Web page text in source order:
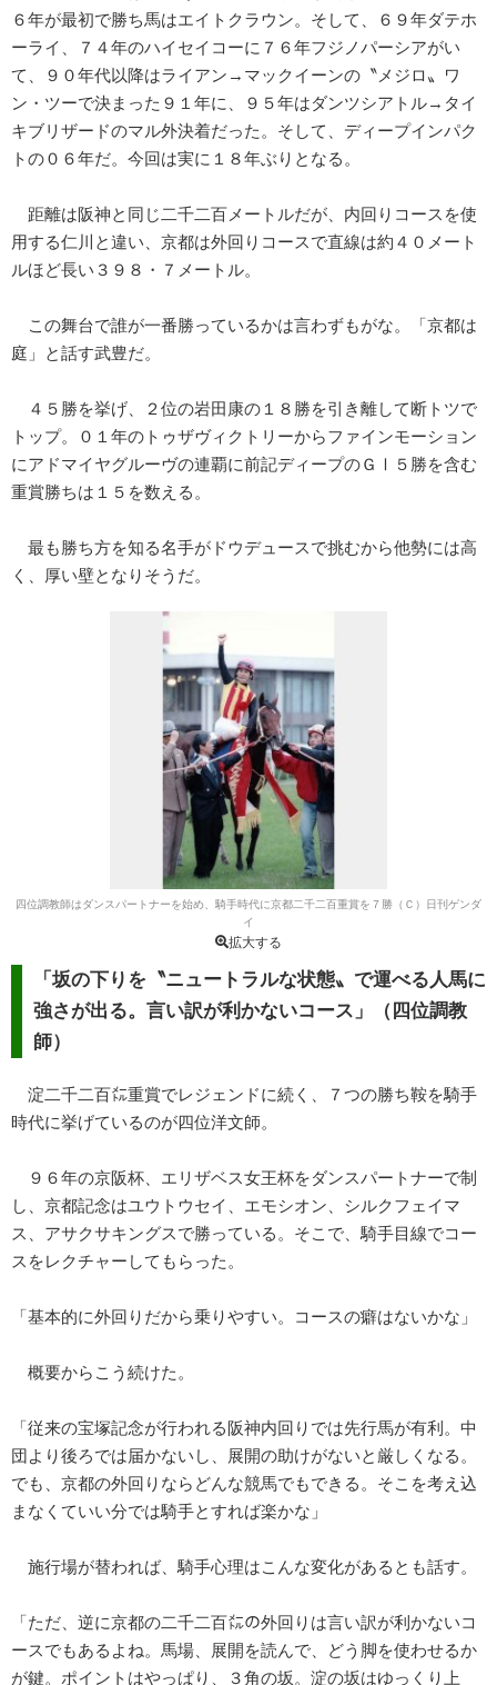
６年が最初で勝ち馬はエイトクラウン。そして、６９年ダテホ
ーライ、７４年のハイセイコーに７６年フジノパーシアがい
て、９０年代以降はライアン→マックイーンの〝メジロ〟ワ
ン・ツーで決まった９１年に、９５年はダンツシアトル→タイ
キブリザードのマル外決着だった。そして、ディープインパク
トの０６年だ。今回は実に１８年ぶりとなる。
距離は阪神と同じ二千二百メートルだが、内回りコースを使
用する仁川と違い、京都は外回りコースで直線は約４０メート
ルほど長い３９８・７メートル。
この舞台で誰が一番勝っているかは言わずもがな。「京都は
庭」と話す武豊だ。
４５勝を挙げ、２位の岩田康の１８勝を引き離して断トツで
トップ。０１年のトゥザヴィクトリーからファインモーション
にアドマイヤグルーヴの連覇に前記ディープのＧⅠ５勝を含む
重賞勝ちは１５を数える。
最も勝ち方を知る名手がドウデュースで挑むから他勢には高
く、厚い壁となりそうだ。
四位調教師はダンスパートナーを始め、騎手時代に京都二千二百重賞を７勝（Ｃ）日刊ゲンダ
イ
拡大する
「坂の下りを〝ニュートラルな状態〟で運べる人馬に
強さが出る。言い訳が利かないコース」（四位調教
師）
淀二千二百㍍重賞でレジェンドに続く、７つの勝ち鞍を騎手
時代に挙げているのが四位洋文師。
９６年の京阪杯、エリザベス女王杯をダンスパートナーで制
し、京都記念はユウトウセイ、エモシオン、シルクフェイマ
ス、アサクサキングスで勝っている。そこで、騎手目線でコー
スをレクチャーしてもらった。
「基本的に外回りだから乗りやすい。コースの癖はないかな」
概要からこう続けた。
「従来の宝塚記念が行われる阪神内回りでは先行馬が有利。中
団より後ろでは届かないし、展開の助けがないと厳しくなる。
でも、京都の外回りならどんな競馬でもできる。そこを考え込
まなくていい分では騎手とすれば楽かな」
施行場が替われば、騎手心理はこんな変化があるとも話す。
「ただ、逆に京都の二千二百㍍の外回りは言い訳が利かないコ
ースでもあるよね。馬場、展開を読んで、どう脚を使わせるか
が鍵。ポイントはやっぱり、３角の坂。淀の坂はゆっくり上